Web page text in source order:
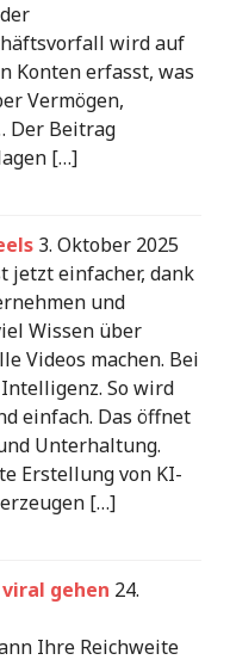
wird auf
Konten erfasst, was
Vermögen,
Der Beitrag
[…]
3. Oktober 2025
jetzt einfacher, dank
und
Wissen über
Videos machen. Bei
So wird
einfach. Das öffnet
Unterhaltung.
Erstellung von KI-
[…]
gehen 24.
Ihre Reichweite